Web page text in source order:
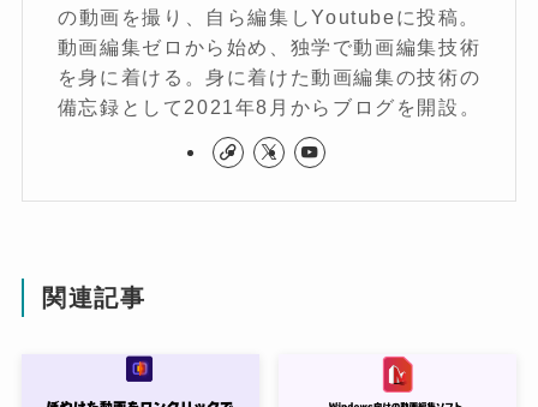
の動画を撮り、自ら編集しYoutubeに投稿。
動画編集ゼロから始め、独学で動画編集技術
を身に着ける。身に着けた動画編集の技術の
備忘録として2021年8月からブログを開設。
関連記事